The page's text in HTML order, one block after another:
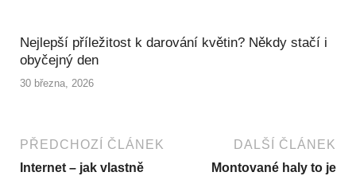
Nejlepší příležitost k darování květin? Někdy stačí i
obyčejný den
30 března, 2026
PŘEDCHOZÍ ČLÁNEK
Internet – jak vlastně
DALŠÍ ČLÁNEK
Montované haly to je